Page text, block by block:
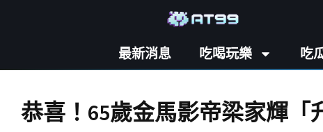
最新消息 吃喝玩樂 吃
恭喜！65歲金馬影帝梁家輝